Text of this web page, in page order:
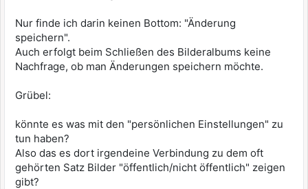
Nur finde ich darin keinen Bottom: "Änderung
speichern".
Auch erfolgt beim Schließen des Bilderalbums keine
Nachfrage, ob man Änderungen speichern möchte.
Grübel:
könnte es was mit den "persönlichen Einstellungen" zu
tun haben?
Also das es dort irgendeine Verbindung zu dem oft
gehörten Satz Bilder "öffentlich/nicht öffentlich" zeigen
gibt?